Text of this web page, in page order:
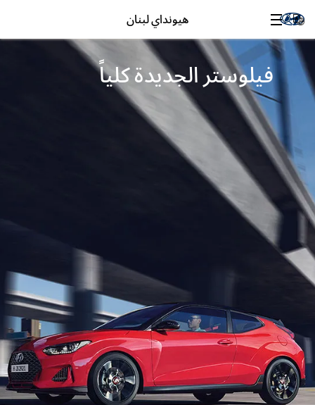
هيونداي لبنان
فيلوستر الجديدة كلياً